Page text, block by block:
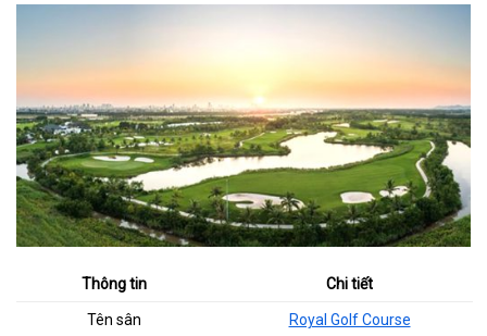
Thông tin Chi tiết
Tên sân Royal Golf Course